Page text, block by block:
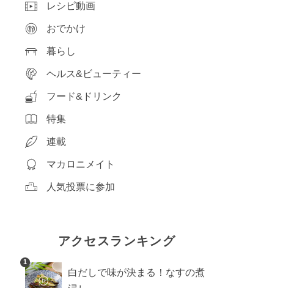
レシピ動画
おでかけ
暮らし
ヘルス&ビューティー
フード&ドリンク
特集
連載
マカロニメイト
人気投票に参加
アクセスランキング
1
白だしで味が決まる！なすの煮